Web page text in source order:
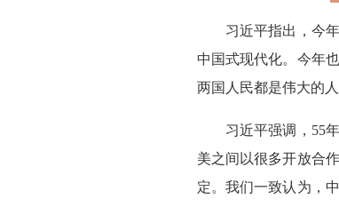
习近平指出，今
中国式现代化。今年
两国人民都是伟大的
习近平强调，55
美之间以很多开放合
定。我们一致认为，